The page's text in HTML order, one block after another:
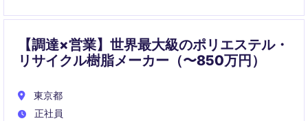
【調達×営業】世界最大級のポリエステル・
リサイクル樹脂メーカー（〜850万円）
東京都
正社員